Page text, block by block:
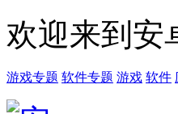
欢迎来到安
游戏专题 软件专题 游戏 软件